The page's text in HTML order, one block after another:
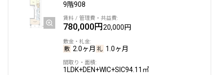
9階908
780,000円20,000円
2.0ヶ月 1.0ヶ月
1LDK+DEN+WIC+SIC94.11㎡